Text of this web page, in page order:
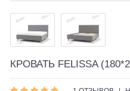
КРОВАТЬ FELISSA